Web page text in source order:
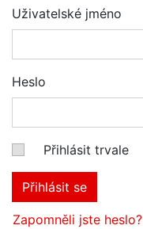
Uživatelské jméno
Heslo
Přihlásit trvale
Přihlásit se
Zapomněli jste heslo?